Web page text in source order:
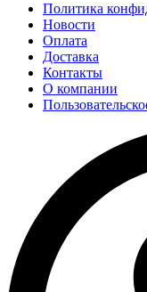
Политика
Новости
Оплата
Доставка
Контакты
О компании